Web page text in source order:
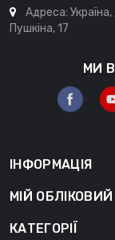
Адреса:
Пушкіна, 17
МИ
ІНФОРМАЦІЯ
МІЙ
КАТЕГОРІЇ